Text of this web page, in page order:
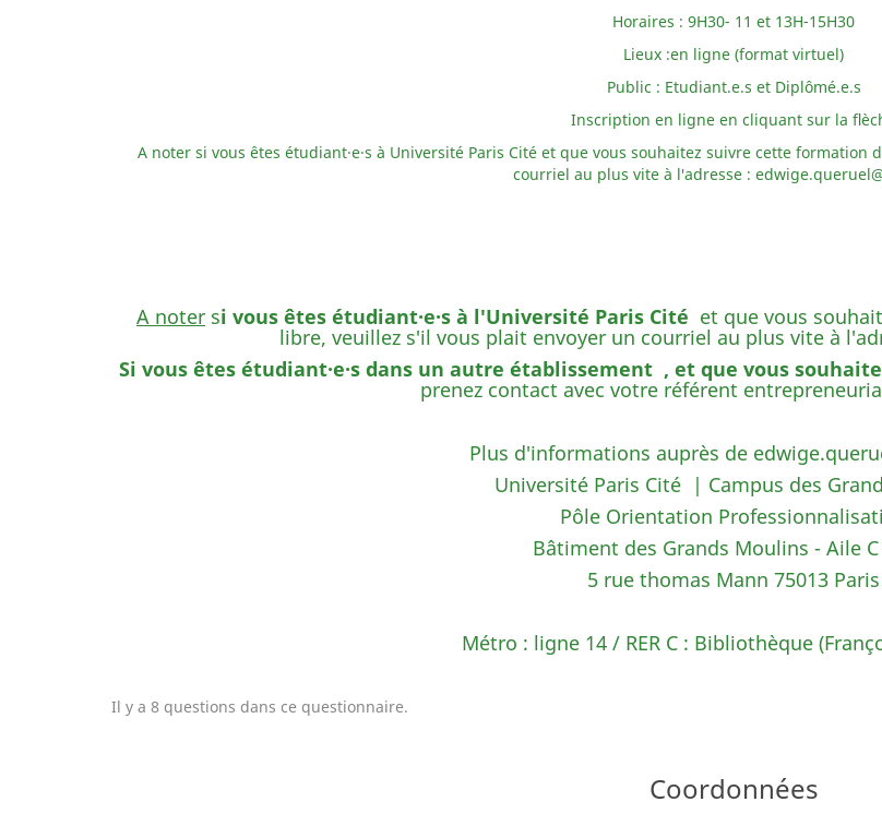
Horaires : 9H30- 11 et 13H-15H30
Lieux :en ligne (format virtuel)
Public : Etudiant.e.s et Diplômé.e.s
Inscription en ligne en cliquant sur la
A noter si vous êtes étudiant·e·s à Université Paris Cité et que vous souhaitez suivre cette
courriel au plus vite à l'adresse :
A noter si vous êtes étudiant·e·s à l'Université Paris Cité et que vous
libre, veuillez s'il vous plait envoyer un courriel au plus vite à
Si vous êtes étudiant·e·s dans un autre établissement , et que vous
prenez contact avec votre référent
Plus d'informations auprès de
Université Paris Cité | Campus des
Pôle Orientation
Bâtiment des Grands Moulins - Aile C
5 rue thomas Mann 75013 Paris
Métro : ligne 14 / RER C : Bibliothèque
Il y a 8 questions dans ce questionnaire.
Coordonnées